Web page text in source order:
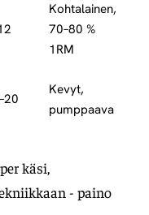
Kohtalainen,
70–80 %
1RM
Kevyt,
pumppaava
käsi,
- paino